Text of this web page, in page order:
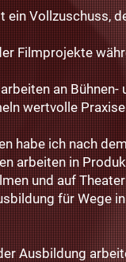
ein Vollzuschuss,
Filmprojekte
an
wertvolle
habe ich nach
arbeiten in
und auf
für Wege
Ausbildung